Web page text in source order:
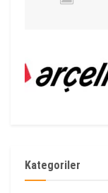
Kategoriler